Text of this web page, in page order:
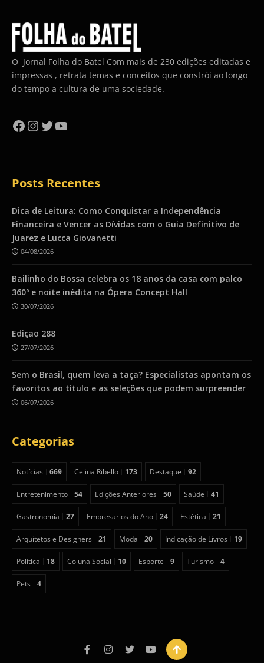
O Jornal Folha do Batel Com mais de 230 edições editadas e
impressas , retrata temas e conceitos que constrói ao longo
do tempo a cultura de uma sociedade.
Facebook
Instagram
Twitter
YouTube
Posts Recentes
Dica de Leitura: Como Conquistar a Independência
Financeira e Vencer as Dívidas com o Guia Definitivo de
Juarez e Lucca Giovanetti
04/08/2026
Bailinho do Bossa celebra os 18 anos da casa com palco
360º e noite inédita na Ópera Concept Hall
30/07/2026
Ediçao 288
27/07/2026
Sem o Brasil, quem leva a taça? Especialistas apontam os
favoritos ao título e as seleções que podem surpreender
06/07/2026
Categorias
Notícias 669 Celina Ribello 173 Destaque 92
Entretenimento 54 Edições Anteriores 50 Saúde 41
Gastronomia 27 Empresarios do Ano 24 Estética 21
Arquitetos e Designers 21 Moda 20 Indicação de Livros 19
Política 18 Coluna Social 10 Esporte 9 Turismo 4
Pets 4